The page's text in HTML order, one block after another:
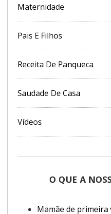
Maternidade
Pais E Filhos
Receita De Panqueca
Saudade De Casa
Vídeos
O QUE A
Mamãe de primeira